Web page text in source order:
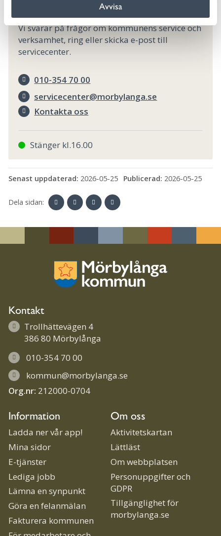
Avvisa
Kontakta Servicecenter
Vi svarar på frågor om kommunens service och
verksamhet, ring eller skicka e-post till
servicecenter.
010-354 70 00
servicecenter@morbylanga.se
Kontakta oss
Stänger kl.16.00
Senast uppdaterad: 2026-05-25 Publicerad: 2026-05-25
Dela sidan:
Kontakt
Trollhättevägen 4
386 80 Mörbylånga
010-354 70 00
kommun@morbylanga.se
Org.nr: 212000-0704
Information
Ladda ner vår app!
Mina sidor
E-tjänster
Lediga jobb
Lämna en synpunkt
Göra en felanmälan
Fakturera kommunen
Om oss
Aktivitetskartan
Lättläst
Om webbplatsen
Personuppgifter och
GDPR
Tillgänglighet för
morbylanga.se